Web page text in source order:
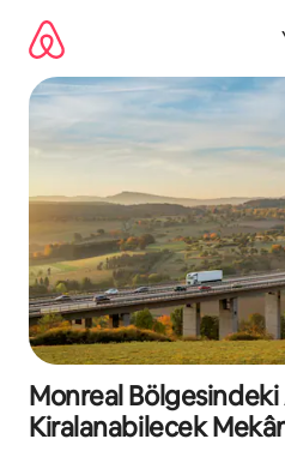
Monreal Bölgesindeki
Kiralanabilecek